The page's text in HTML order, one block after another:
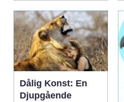
Dålig Konst: En
Djupgående